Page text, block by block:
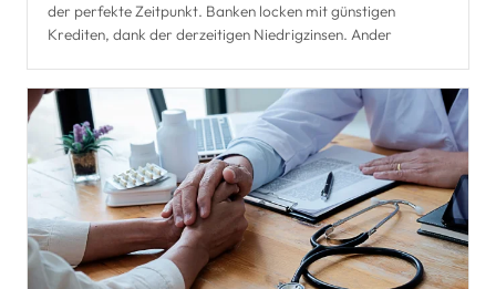
der perfekte Zeitpunkt. Banken locken mit günstigen
Krediten, dank der derzeitigen Niedrigzinsen. Ander